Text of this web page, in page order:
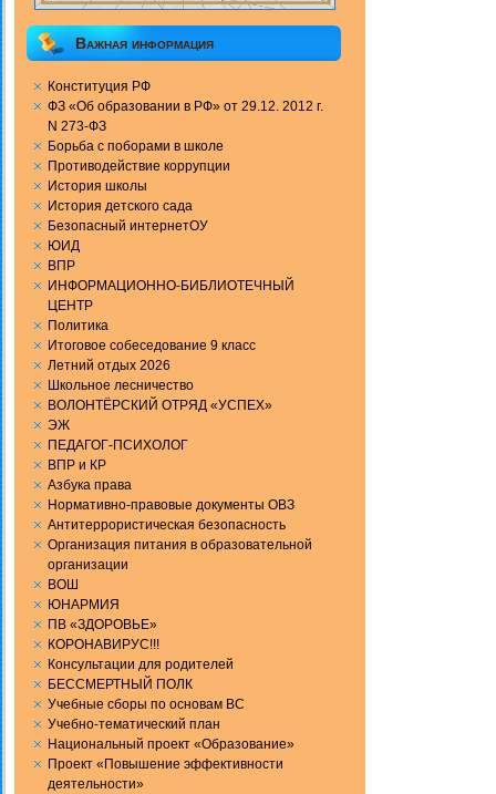
Важная информация
Конституция РФ
ФЗ «Об образовании в РФ» от 29.12. 2012 г.
N 273-ФЗ
Борьба с поборами в школе
Противодействие коррупции
История школы
История детского сада
Безопасный интернетОУ
ЮИД
ВПР
ИНФОРМАЦИОННО-БИБЛИОТЕЧНЫЙ
ЦЕНТР
Политика
Итоговое собеседование 9 класс
Летний отдых 2026
Школьное лесничество
ВОЛОНТЁРСКИЙ ОТРЯД «УСПЕХ»
ЭЖ
ПЕДАГОГ-ПСИХОЛОГ
ВПР и КР
Aзбука права
Нормативно-правовые документы ОВЗ
Антитеррористическая безопасность
Организация питания в образовательной
организации
ВОШ
ЮНАРМИЯ
ПВ «ЗДОРОВЬЕ»
КОРОНАВИРУС!!!
Консультации для родителей
БЕССМЕРТНЫЙ ПОЛК
Учебные сборы по основам ВС
Учебно-тематический план
Национальный проект «Образование»
Проект «Повышение эффективности
деятельности»